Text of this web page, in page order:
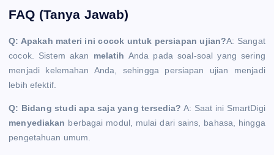
FAQ (Tanya Jawab)
Q: Apakah materi ini cocok untuk persiapan ujian?A: Sangat
cocok. Sistem akan melatih Anda pada soal-soal yang sering
menjadi kelemahan Anda, sehingga persiapan ujian menjadi
lebih efektif.
Q: Bidang studi apa saja yang tersedia? A: Saat ini SmartDigi
menyediakan berbagai modul, mulai dari sains, bahasa, hingga
pengetahuan umum.